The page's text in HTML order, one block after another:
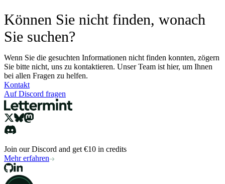
Können Sie nicht finden, wonach
Sie suchen?
Wenn Sie die gesuchten Informationen nicht finden konnten, zögern
Sie bitte nicht, uns zu kontaktieren. Unser Team ist hier, um Ihnen
bei allen Fragen zu helfen.
Kontakt
Auf Discord fragen
Join our Discord and get €10 in credits
Mehr erfahren